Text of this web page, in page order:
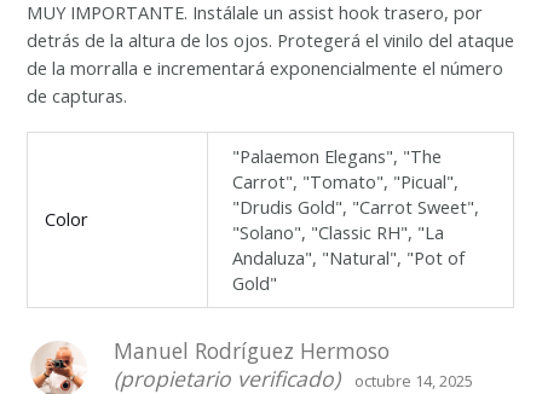
MUY IMPORTANTE. Instálale un assist hook trasero, por
detrás de la altura de los ojos. Protegerá el vinilo del ataque
de la morralla e incrementará exponencialmente el número
de capturas.
Color
"Palaemon Elegans", "The
Carrot", "Tomato", "Picual",
"Drudis Gold", "Carrot Sweet",
"Solano", "Classic RH", "La
Andaluza", "Natural", "Pot of
Gold"
Manuel Rodríguez Hermoso
(propietario verificado)
octubre 14, 2025